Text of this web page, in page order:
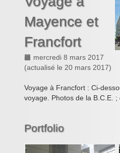
Contacter
PRONOTE
ENT
Inforizon
Arena Grenoble
Mayence et
Francfort
mercredi 8 mars 2017
(actualisé le 20 mars 2017)
Voyage à Francfort : Ci-
voyage. Photos de la B.C.E. ;
Portfolio